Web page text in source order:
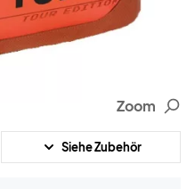
Zoom
Siehe Zubehör